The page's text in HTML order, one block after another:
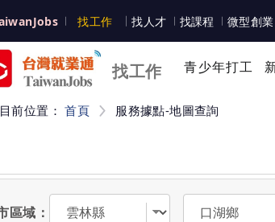
台灣就業通
找工作 台灣就業通
找人才 找課程 微型創業
找工作 青少年打工
目前位置：首頁 服務據點-地圖查詢
區域：
選擇縣市
選擇區域